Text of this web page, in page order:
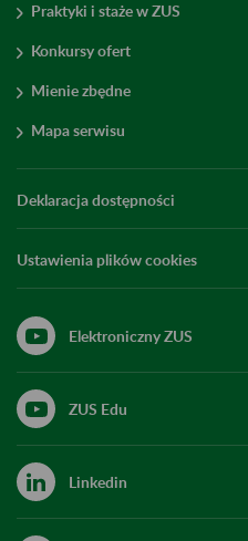
Praktyki i staże w ZUS
Konkursy ofert
Mienie zbędne
Mapa serwisu
Deklaracja dostępności
Ustawienia plików cookies
Elektroniczny ZUS
ZUS Edu
Linkedin